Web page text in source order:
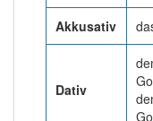
Wörter mit
anderen Artikel
98% unserer
Akkusativ
Dativ